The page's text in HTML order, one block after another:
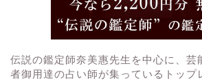
伝説の鑑定師奈美惠先生を中心に、芸
者御用達の占い師が集っているトップ